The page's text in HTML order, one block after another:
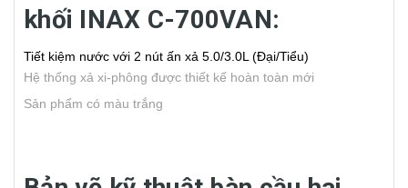
khối INAX C-700VAN:
Tiết kiệm nước với 2 nút ấn xả 5.0/3.0L (Đại/Tiểu)
Hệ thống xả xi-phông được thiết kế hoàn toàn mới
Sản phẩm có màu trắng